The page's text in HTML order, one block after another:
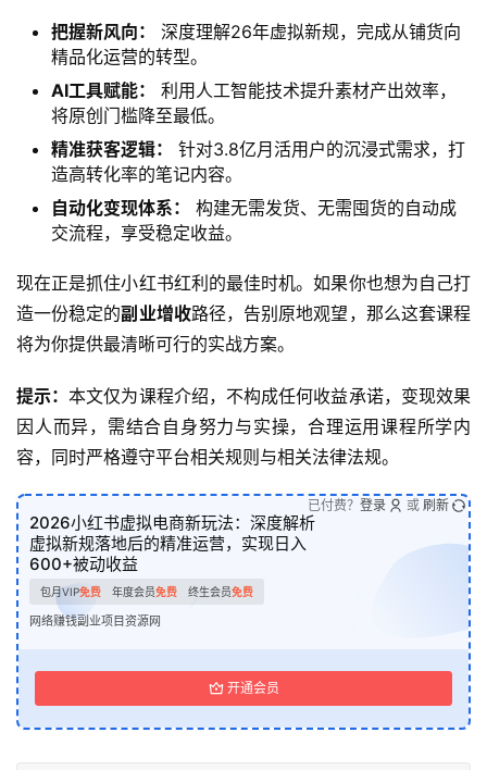
把握新风向：
深度理解26年虚拟新规，完成从铺货向
精品化运营的转型。
AI工具赋能：
利用人工智能技术提升素材产出效率，
将原创门槛降至最低。
精准获客逻辑：
针对3.8亿月活用户的沉浸式需求，打
造高转化率的笔记内容。
自动化变现体系：
构建无需发货、无需囤货的自动成
交流程，享受稳定收益。
现在正是抓住小红书红利的最佳时机。如果你也想为自己打
造一份稳定的副业增收路径，告别原地观望，那么这套课程
将为你提供最清晰可行的实战方案。
提示：本文仅为课程介绍，不构成任何收益承诺，变现效果
因人而异，需结合自身努力与实操，合理运用课程所学内
容，同时严格遵守平台相关规则与相关法律法规。
2026小红书虚拟电商新玩法：深度解析
虚拟新规落地后的精准运营，实现日入
600+被动收益
包月VIP免费 年度会员免费 终生会员免费
网络赚钱副业项目资源网
开通会员
已付费？ 登录 或 刷新